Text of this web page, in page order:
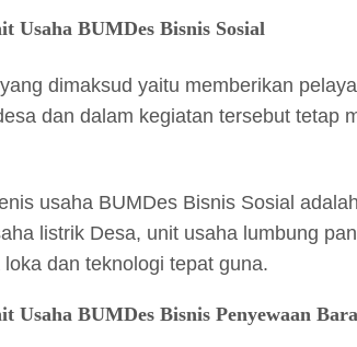
Usaha BUMDes Bisnis Sosial
dimaksud yaitu memberikan
dan dalam kegiatan tersebut tetap
usaha BUMDes Bisnis Sosial
listrik Desa, unit usaha lumbung
dan teknologi tepat guna.
Usaha BUMDes Bisnis Penyewaan